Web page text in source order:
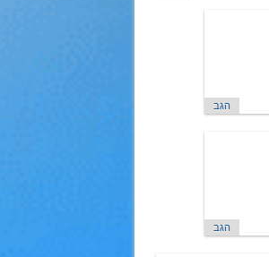
הגב
הגב